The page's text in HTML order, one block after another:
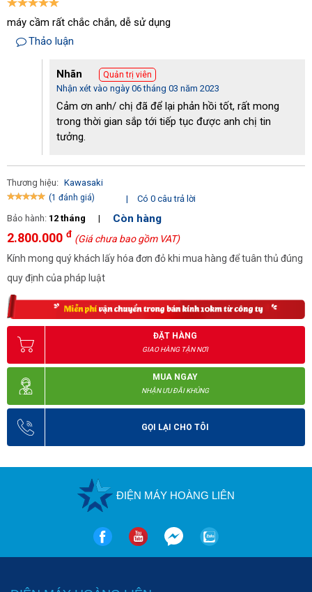
máy cầm rất chắc chắn, dễ sử dụng
Thảo luận
Nhãn Quản trị viên
Nhận xét vào ngày 06 tháng 03 năm 2023
Cảm ơn anh/ chị đã để lại phản hồi tốt, rất mong
trong thời gian sắp tới tiếp tục được anh chị tin
tưởng.
Thương hiệu: Kawasaki
(1 đánh giá) |
Có 0 câu trả lời
Bảo hành: 12 tháng | Còn hàng
2.800.000 đ (Giá chưa bao gồm VAT)
Kính mong quý khách lấy hóa đơn đỏ khi mua hàng để tuân thủ đúng
quy định của pháp luật
ĐẶT HÀNG
GIAO HÀNG TẬN NƠI
MUA NGAY
NHẬN ƯU ĐÃI KHỦNG
GỌI LẠI CHO TÔI
ĐIỆN MÁY HOÀNG LIÊN